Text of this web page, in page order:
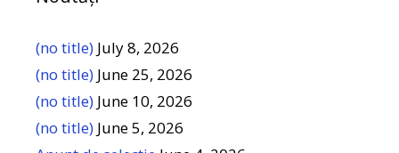
(no title) July 8, 2026
(no title) June 25, 2026
(no title) June 10, 2026
(no title) June 5, 2026